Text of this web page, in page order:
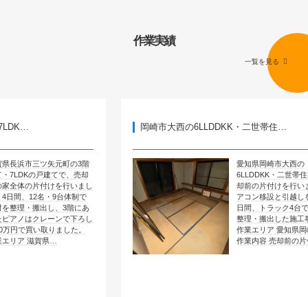
作業実績
一覧を見る
元町の3階
てで、売却
を行いまし
9台体制で
、3階にあ
ンで下ろし
ました。
…
岡崎市大西の6LLDDKK・二世帯住…
愛知県岡崎市大西の
6LLDDKK・二世帯住宅で、売
却前の片付けを行いました。エ
アコン移設と引越しを含めて4
日間、トラック4台で全部屋を
整理・搬出した施工事例です。
作業エリア 愛知県岡崎市大西
作業内容 売却前の片付け …